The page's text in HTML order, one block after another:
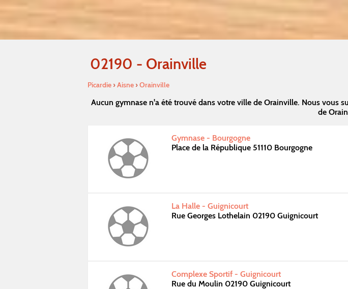
02190 - Orainville
Picardie›Aisne›Orainville
Aucun gymnase n'a été trouvé dans votre ville de Orainville. Nous vous
de
Gymnase - Bourgogne
Place de la République 51110 Bourgogne
La Halle - Guignicourt
Rue Georges Lothelain 02190 Guignicourt
Complexe Sportif - Guignicourt
Rue du Moulin 02190 Guignicourt